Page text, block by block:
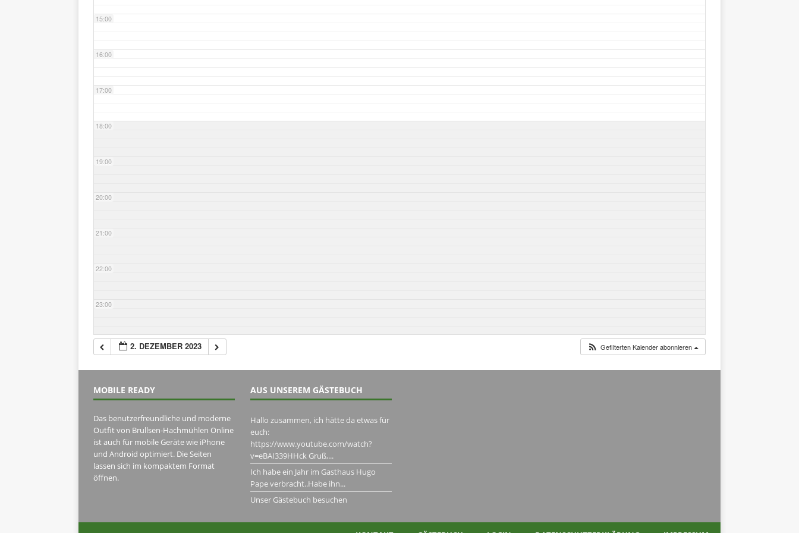
15:00
16:00
17:00
18:00
19:00
20:00
21:00
22:00
23:00
2. DEZEMBER 2023 Gefilterten Kalender abonnieren
MOBILE READY
Das benutzerfreundliche und moderne
Outfit von Brullsen-Hachmühlen Online
ist auch für mobile Geräte wie iPhone
und Android optimiert. Die Seiten
lassen sich im kompaktem Format
öffnen.
AUS UNSEREM GÄSTEBUCH
Hallo zusammen, ich hätte da etwas für
euch:
https://www.youtube.com/watch?
v=eBAI339HHck Gruß,...
Ich habe ein Jahr im Gasthaus Hugo
Pape verbracht..Habe ihn...
Unser Gästebuch besuchen